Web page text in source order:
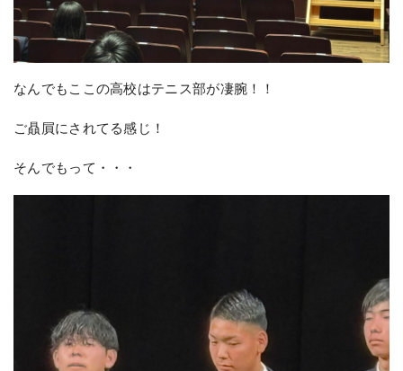
なんでもここの高校はテニス部が凄腕！！
ご贔屓にされてる感じ！
そんでもって・・・